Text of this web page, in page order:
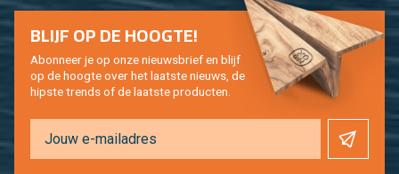
BLIJF OP DE HOOG­TE!
Abon­neer je op onze nieuws­brief en blijf
op de hoog­te over het laat­ste nieuws, de
hip­s­te trends of de laat­ste pro­duc­ten.